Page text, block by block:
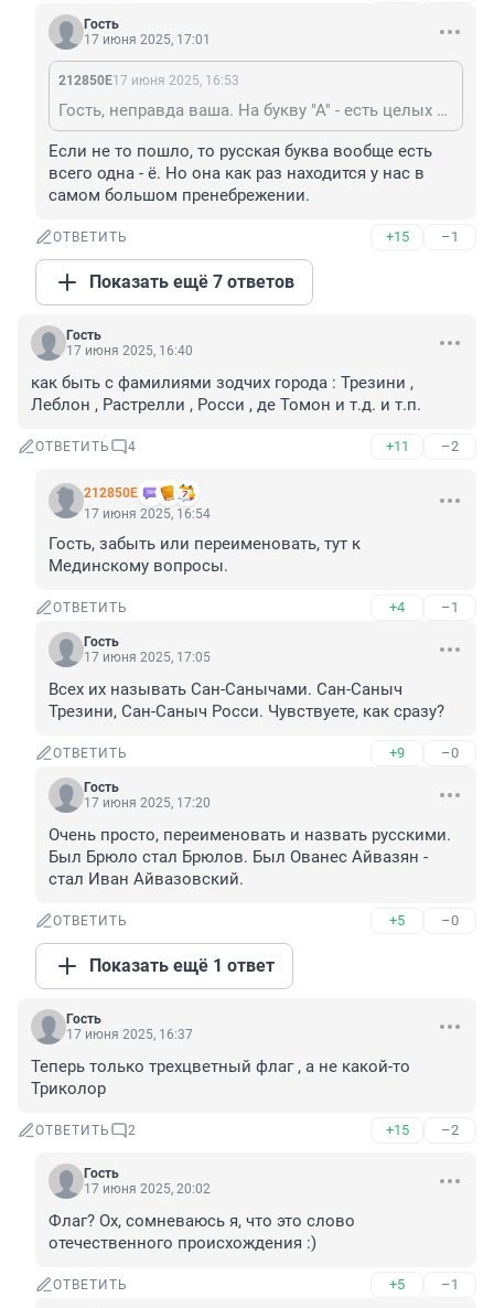
Гость
17 июня 2025, 17:01
212850Е17 июня 2025, 16:53
Гость, неправда ваша. На букву "А" - есть целых два русских слова: "Азбука" и "Авось". А остальные, да, чужие. Надо запретить букву "А", как чуждую.
Если не то пошло, то русская буква вообще есть
всего одна - ё. Но она как раз находится у нас в
самом большом пренебрежении.
ОТВЕТИТЬ +15 –1
Показать ещё 7 ответов
Гость
17 июня 2025, 16:40
как быть с фамилиями зодчих города : Трезини ,
Леблон , Растрелли , Росси , де Томон и т.д. и т.п.
ОТВЕТИТЬ 4 +11 –2
212850Е
17 июня 2025, 16:54
Гость, забыть или переименовать, тут к
Мединскому вопросы.
ОТВЕТИТЬ +4 –1
Гость
17 июня 2025, 17:05
Всех их называть Сан-Санычами. Сан-Саныч
Трезини, Сан-Саныч Росси. Чувствуете, как сразу?
ОТВЕТИТЬ +9 –0
Гость
17 июня 2025, 17:20
Очень просто, переименовать и назвать русскими.
Был Брюло стал Брюлов. Был Ованес Айвазян -
стал Иван Айвазовский.
ОТВЕТИТЬ +5 –0
Показать ещё 1 ответ
Гость
17 июня 2025, 16:37
Теперь только трехцветный флаг , а не какой-то
Триколор
ОТВЕТИТЬ 2 +15 –2
Гость
17 июня 2025, 20:02
Флаг? Ох, сомневаюсь я, что это слово
отечественного происхождения :)
ОТВЕТИТЬ +5 –1